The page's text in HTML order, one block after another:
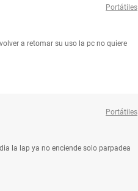
Portátiles
a retomar su uso la pc no quiere
Portátiles
la lap ya no enciende solo parpadea